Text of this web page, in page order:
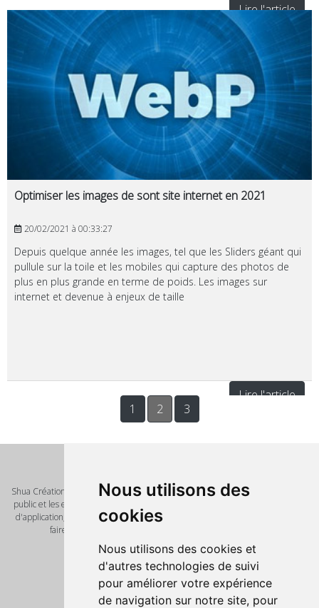
Nous utilisons des
cookies
Nous utilisons des cookies et
d'autres technologies de suivi
pour améliorer votre expérience
de navigation sur notre site, pour
Lire l'article
Optimiser les images de sont site internet en 2021
20/02/2021 à 00:33:27
Depuis quelque année les images, tel que les Sliders géant qui
pullule sur la toile et les mobiles qui capture des photos de
plus en plus grande en terme de poids. Les images sur
internet et devenue à enjeux de taille
Lire l'article
1
2 3
Shua Création est un éditeur de logiciel et de solution innovante pour le grand
public et les entreprises. Nous vous proposont de nombreux scripts, modèles
d'application, template pour vos futures réalisations. Notre mot d'ordre vous
faire gagner un temps précieux avec des outils de qualité.
Pages
Accueil
Nos produits
Script PHP
Informations légales